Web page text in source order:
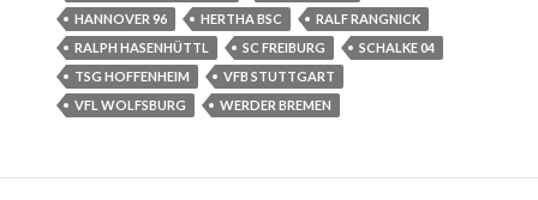
HANNOVER 96
HERTHA BSC
RALF RANGNICK
RALPH HASENHÜTTL
SC FREIBURG
SCHALKE 04
TSG HOFFENHEIM
VFB STUTTGART
VFL WOLFSBURG
WERDER BREMEN